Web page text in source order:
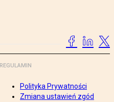
REGULAMIN
Polityka Prywatności
Zmiana ustawień zgód